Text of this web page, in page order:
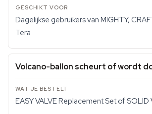
Dagelijkse gebruikers van MIGHTY,
Tera
Volcano-ballon scheurt of wordt
EASY VALVE Replacement Set of SOLID